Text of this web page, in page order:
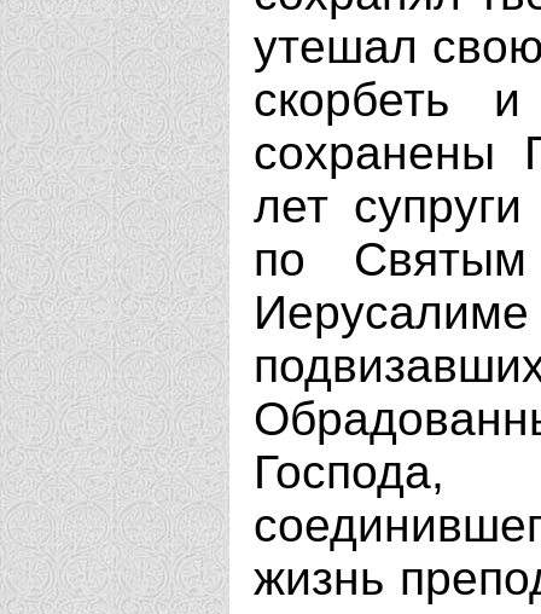
утешал
скорбеть
сохранены
лет
по
жизнь